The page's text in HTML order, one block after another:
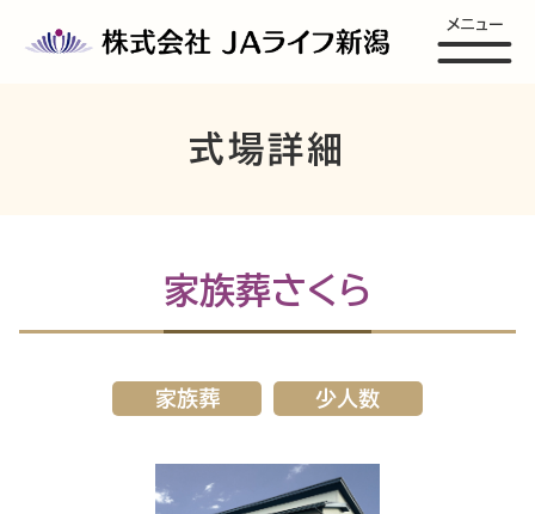
メニュー
式場詳細
家族葬さくら
家族葬 少人数